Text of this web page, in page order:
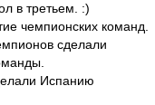
в третьем. :)
чемпионских команд.
сделали
Испанию